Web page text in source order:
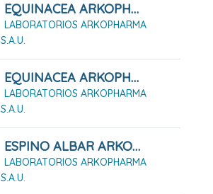
EQUINACEA ARKOPHARMA 100 CÁPSULAS DURAS
LABORATORIOS ARKOPHARMA
S.A.U.
EQUINACEA ARKOPHARMA 50 CÁPSULAS DURAS
LABORATORIOS ARKOPHARMA
S.A.U.
ESPINO ALBAR ARKOPHARMA 48 CÁPSULAS DURAS
LABORATORIOS ARKOPHARMA
S.A.U.